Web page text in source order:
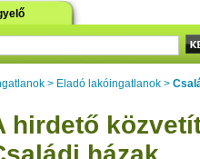
> Eladó lakóingatlanok >
hirdető